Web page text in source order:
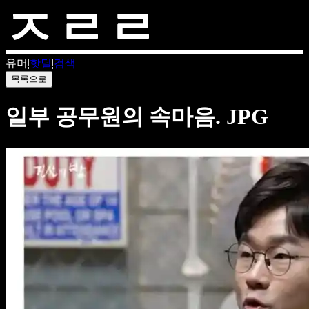
유머 |핫딜|검색
목록으로
일부 공무원의 속마음. JPG